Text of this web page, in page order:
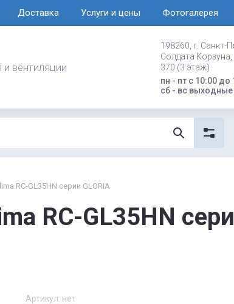
Доставка Услуги и цены Фотогалерея
вентиляции
198260, г. Санкт-
Солдата
370 (3 этаж)
пн - пт с 10:00 до
сб - вс выходные
RC-GL35HN серии GLORIA
RC-GL35HN
Артикул: нет